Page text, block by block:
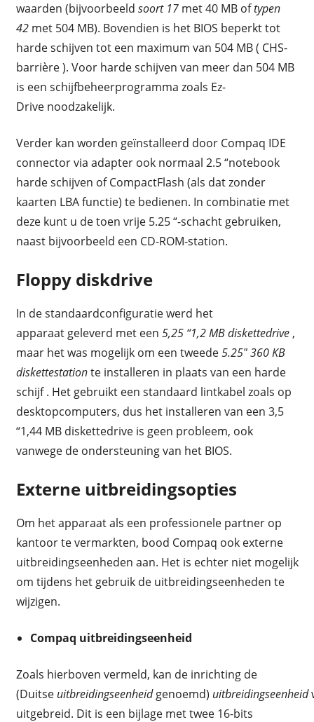
waarden (bijvoorbeeld soort 17met 40 MB oftypen
42met 504 MB). Bovendien is het BIOS beperkt tot
harde schijven tot een maximum van 504 MB ( CHS-
barrière ). Voor harde schijven van meer dan 504 MB
is een schijfbeheerprogramma zoals Ez-
Drive noodzakelijk.
Verder kan worden geïnstalleerd door Compaq IDE
connector via adapter ook normaal 2.5 “notebook
harde schijven of CompactFlash (als dat zonder
kaarten LBA functie) te bedienen. In combinatie met
deze kunt u de toen vrije 5.25 “-schacht gebruiken,
naast bijvoorbeeld een CD-ROM-station.
Floppy diskdrive
In de standaardconfiguratie werd het
apparaat geleverd met een 5,25 “1,2 MB diskettedrive,
maar het was mogelijk om een tweede5.25″ 360 KB
diskettestationte installeren in plaats van een harde
schijf . Het gebruikt een standaard lintkabel zoals op
desktopcomputers, dus het installeren van een 3,5
“1,44 MB diskettedrive is geen probleem, ook
vanwege de ondersteuning van het BIOS.
Externe uitbreidingsopties
Om het apparaat als een professionele partner op
kantoor te vermarkten, bood Compaq ook externe
uitbreidingseenheden aan. Het is echter niet mogelijk
om tijdens het gebruik de uitbreidingseenheden te
wijzigen.
Compaq uitbreidingseenheid
Zoals hierboven vermeld, kan de inrichting de
(Duitse uitbreidingseenheidgenoemd) uitbreidingseenheid
uitgebreid. Dit is een bijlage met twee 16-bits